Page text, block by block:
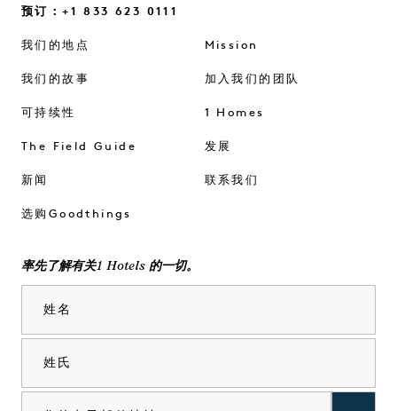
预订：+1 833 623 0111
我们的地点
我们的故事
可持续性
The Field Guide
新闻
选购Goodthings
Mission
加入我们的团队
1 Homes
发展
联系我们
率先了解有关1 Hotels 的一切。